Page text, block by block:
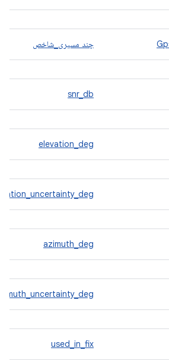
چند مسیری_شاخص
snr_db
elevation_deg
azimuth_deg
used_in_fix